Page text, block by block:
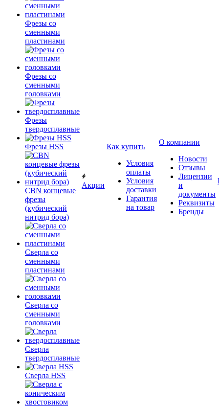
Фрезы со
сменными
пластинами
Фрезы со
сменными
головками
Фрезы
твердосплавные
Фрезы HSS
CBN концевые
фрезы
(кубический
нитрид бора)
Сверла со
сменными
пластинами
Сверла со
сменными
головками
Сверла
твердосплавные
Сверла HSS
Акции
Как купить
Условия
оплаты
Условия
доставки
Гарантия
на товар
О компании
Новости
Отзывы
Лицензии
и
документы
Реквизиты
Бренды